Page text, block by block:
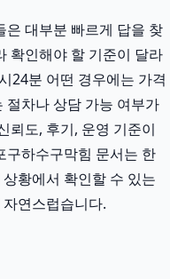
대부분 빠르게 답을 찾
확인해야 할 기준이 달라
24분 어떤 경우에는 가격
절차나 상담 가능 여부가
뢰도, 후기, 운영 기준이
구하수구막힘 문서는 한
황에서 확인할 수 있는
연스럽습니다.